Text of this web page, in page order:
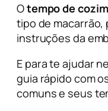
Otempo de
tipo de macarrão,
instruções da
E para te ajudar
guia rápido com
comuns e seus